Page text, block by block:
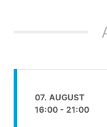
07. AUGUST
16:00 - 21:00